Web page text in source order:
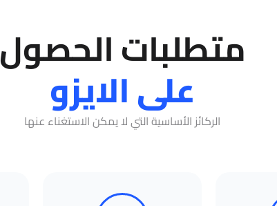
متطلبات الحصول
على الايزو
الركائز الأساسية التي لا يمكن الاستغناء عنها